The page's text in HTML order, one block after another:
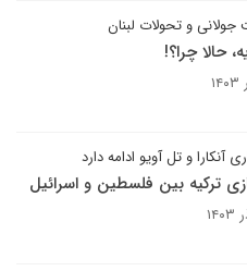
و تحولات لبنان
حالا چرا؟!
آنکارا و تل آویو ادامه دارد
ترکیه بین فلسطین و اسرائیل